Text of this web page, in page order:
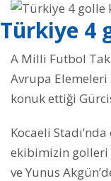
Türkiye 4
A Milli Futbol
Avrupa Elemeleri
konuk ettiği
Kocaeli
ekibimizin golleri
ve Yunus